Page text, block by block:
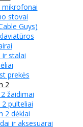
mikrofonai
stovai
Guys)
ir stalai
prekės
2
žaidimai
pulteliai
2 dėklai
ir aksesuarai